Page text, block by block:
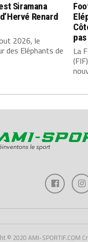
Siramana
Renard
2026, le
des Eléphants de
La
© 2020 AMI-SPORTIF.COM